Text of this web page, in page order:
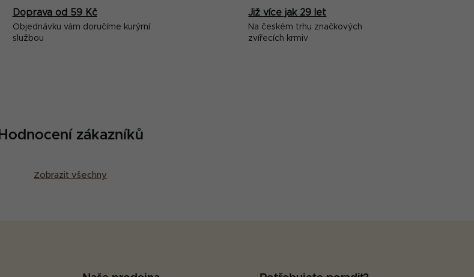
Doprava od 59 Kč
Objednávku vám doručíme kurýrní
službou
Již více jak 29 let
Na českém trhu značkových
zvířecích krmiv
Hodnocení zákazníků
Zobrazit všechny